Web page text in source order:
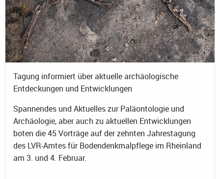
Tagung informiert über aktuelle archäologische
Entdeckungen und Entwicklungen
Spannendes und Aktuelles zur Paläontologie und
Archäologie, aber auch zu aktuellen Entwicklungen
boten die 45 Vorträge auf der zehnten Jahrestagung
des LVR-Amtes für Bodendenkmalpflege im Rheinland
am 3. und 4. Februar.